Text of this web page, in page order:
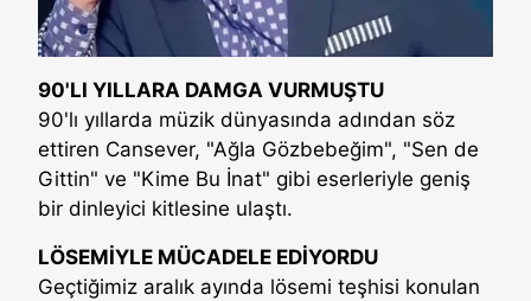
90'LI YILLARA DAMGA VURMUŞTU
90'lı yıllarda müzik dünyasında adından söz
ettiren Cansever, "Ağla Gözbebeğim", "Sen de
Gittin" ve "Kime Bu İnat" gibi eserleriyle geniş
bir dinleyici kitlesine ulaştı.
LÖSEMİYLE MÜCADELE EDİYORDU
Geçtiğimiz aralık ayında lösemi teşhisi konulan